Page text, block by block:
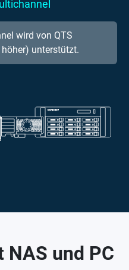
wird von QTS
unterstützt.
und PC